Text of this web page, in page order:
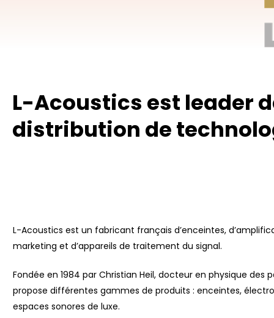
L-Acoustics est leader
distribution de
L-Acoustics est un fabricant français d’enceintes,
marketing et d’appareils de traitement du signal.
Fondée en 1984 par Christian Heil, docteur en physique des
propose différentes gammes de produits : enceintes,
espaces sonores de luxe.